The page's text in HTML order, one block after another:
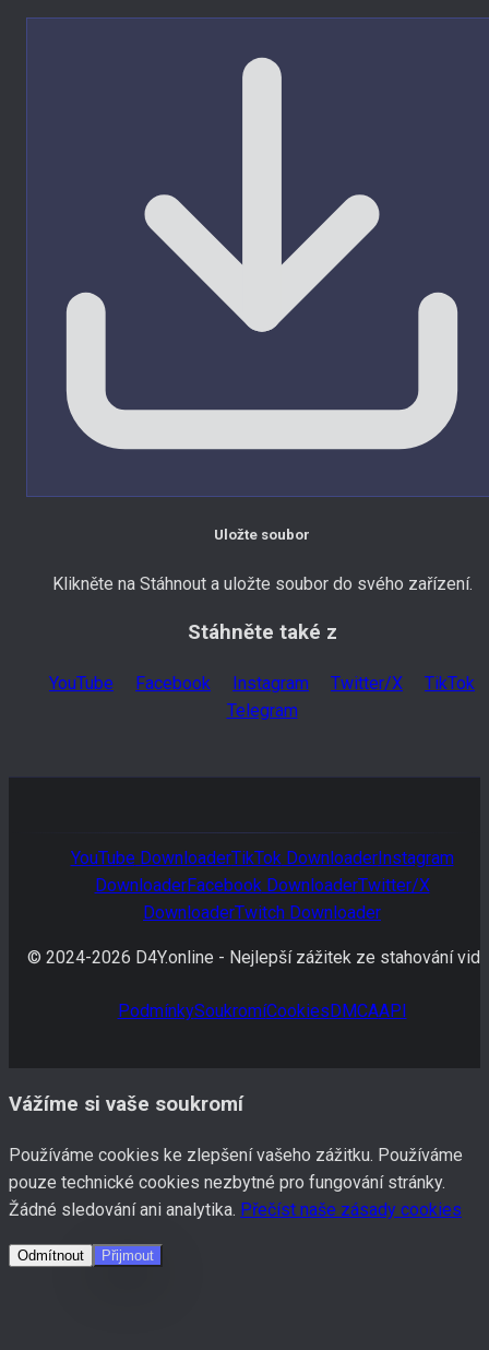
Uložte soubor
Klikněte na Stáhnout a uložte soubor do svého zařízení.
Stáhněte také z
YouTube Facebook Instagram Twitter/X
TikTok
Telegram
YouTube DownloaderTikTokDownloaderInstagram
DownloaderFacebookDownloaderTwitter/X
DownloaderTwitch Downloader
© 2024-2026 D4Y.online - Nejlepší zážitek ze stahování
PodmínkySoukromíCookies DMCAAPI
Vážíme si vaše soukromí
Používáme cookies ke zlepšení vašeho zážitku. Používáme
pouze technické cookies nezbytné pro fungování stránky.
Žádné sledování ani analytika. Přečíst naše zásady cookies
Odmítnout Přijmout